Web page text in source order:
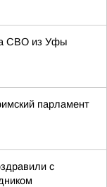
СВО из Уфы
парламент
с